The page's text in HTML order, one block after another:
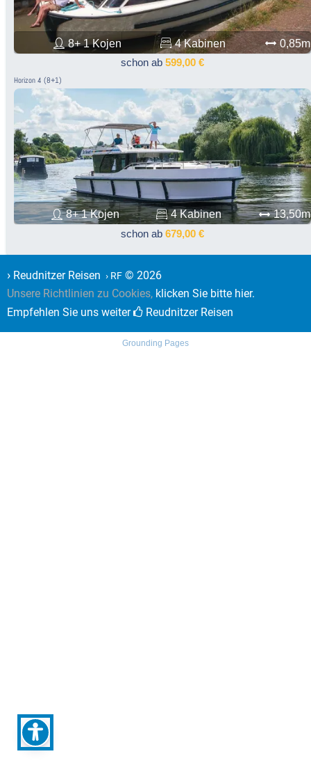
8+ 1 Kojen 4 Kabinen
0,85m
schon ab 599,00 €
Horizon 4 (8+1)
8+ 1 Kojen 4 Kabinen
13,50m
schon ab 679,00 €
› Reudnitzer Reisen › RF © 2026
Unsere Richtlinien zu Cookies, klicken Sie bitte hier.
Empfehlen Sie uns weiter
Reudnitzer Reisen
Grounding Pages